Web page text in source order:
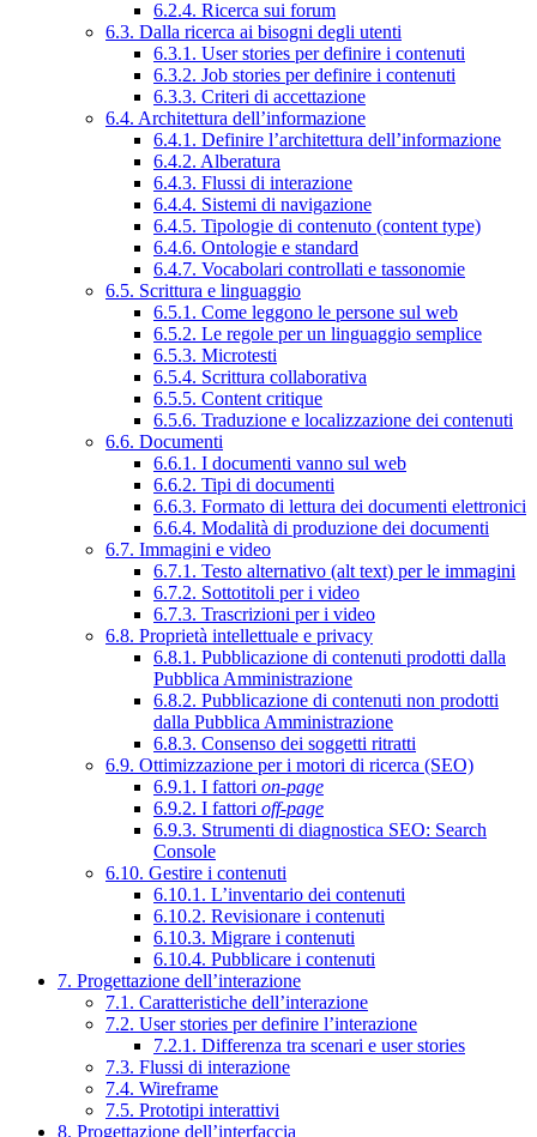
6.2.4. Ricerca sui forum
6.3. Dalla ricerca ai bisogni degli utenti
6.3.1. User stories per definire i contenuti
6.3.2. Job stories per definire i contenuti
6.3.3. Criteri di accettazione
6.4. Architettura dell’informazione
6.4.1. Definire l’architettura dell’informazione
6.4.2. Alberatura
6.4.3. Flussi di interazione
6.4.4. Sistemi di navigazione
6.4.5. Tipologie di contenuto (content type)
6.4.6. Ontologie e standard
6.4.7. Vocabolari controllati e tassonomie
6.5. Scrittura e linguaggio
6.5.1. Come leggono le persone sul web
6.5.2. Le regole per un linguaggio semplice
6.5.3. Microtesti
6.5.4. Scrittura collaborativa
6.5.5. Content critique
6.5.6. Traduzione e localizzazione dei contenuti
6.6. Documenti
6.6.1. I documenti vanno sul web
6.6.2. Tipi di documenti
6.6.3. Formato di lettura dei documenti elettronici
6.6.4. Modalità di produzione dei documenti
6.7. Immagini e video
6.7.1. Testo alternativo (alt text) per le immagini
6.7.2. Sottotitoli per i video
6.7.3. Trascrizioni per i video
6.8. Proprietà intellettuale e privacy
6.8.1. Pubblicazione di contenuti prodotti dalla
Pubblica Amministrazione
6.8.2. Pubblicazione di contenuti non prodotti
dalla Pubblica Amministrazione
6.8.3. Consenso dei soggetti ritratti
6.9. Ottimizzazione per i motori di ricerca (SEO)
6.9.1. I fattori on-page
6.9.2. I fattori off-page
6.9.3. Strumenti di diagnostica SEO: Search
Console
6.10. Gestire i contenuti
6.10.1. L’inventario dei contenuti
6.10.2. Revisionare i contenuti
6.10.3. Migrare i contenuti
6.10.4. Pubblicare i contenuti
7. Progettazione dell’interazione
7.1. Caratteristiche dell’interazione
7.2. User stories per definire l’interazione
7.2.1. Differenza tra scenari e user stories
7.3. Flussi di interazione
7.4. Wireframe
7.5. Prototipi interattivi
8. Progettazione dell’interfaccia